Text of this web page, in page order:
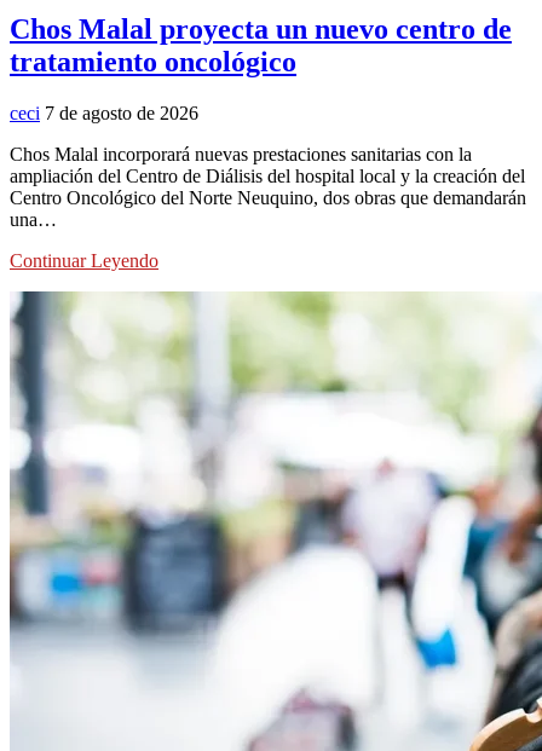
Chos Malal proyecta un nuevo centro de
tratamiento oncológico
ceci 7 de agosto de 2026
Chos Malal incorporará nuevas prestaciones sanitarias con la
ampliación del Centro de Diálisis del hospital local y la creación del
Centro Oncológico del Norte Neuquino, dos obras que demandarán
una…
Continuar Leyendo